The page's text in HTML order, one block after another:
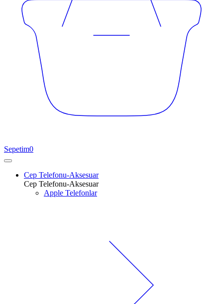
Sepetim0
Cep Telefonu-Aksesuar
Cep Telefonu-Aksesuar
Apple Telefonlar